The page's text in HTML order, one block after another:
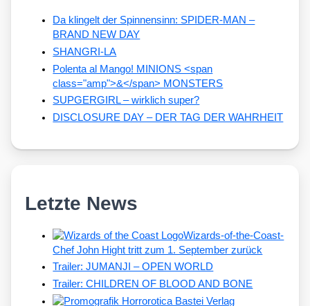
Da klingelt der Spinnensinn: SPIDER-MAN –
BRAND NEW DAY
SHANGRI-LA
Polenta al Mango! MINIONS <span
class="amp">&</span> MONSTERS
SUPGERGIRL – wirklich super?
DISCLOSURE DAY – DER TAG DER WAHRHEIT
Letzte News
Wizards-of-the-Coast-
Chef John Hight tritt zum 1. September zurück
Trailer: JUMANJI – OPEN WORLD
Trailer: CHILDREN OF BLOOD AND BONE